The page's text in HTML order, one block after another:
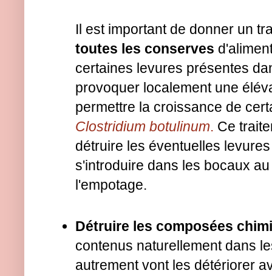
Il est important de donner un
toutes les conserves
certaines levures présentes
provoquer localement une
permettre la croissance de
Clostridium botulinum. Ce
détruire les éventuelles
s'introduire dans les bocaux
l'empotage.
Détruire les composées
contenus naturellement dans
autrement vont les détériorer